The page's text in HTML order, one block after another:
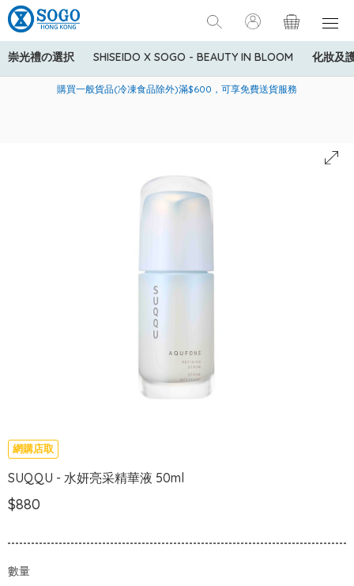
崇光禮の選択 SHISEIDO X SOGO - BEAUTY IN BLOOM 化妝及
美國運通Explorer®信用卡會員購物禮遇：高達5%簽賬回贈！
購買一般貨品(冷凍食品除外)滿$600，可享免費送貨服務
寄送中國內地服務只適用於指定商品，若訂單金額少於HK$600(折
網購店取
SUQQU - 水妍亮采精華液 50ml
$880
數量